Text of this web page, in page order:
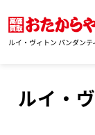
ルイ・ヴィトン パンダン
ルイ・